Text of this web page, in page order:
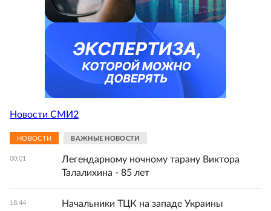
Новости СМИ2
НОВОСТИ ВАЖНЫЕ НОВОСТИ
00:01
Легендарному ночному тарану Виктора
Талалихина - 85 лет
18:44 Начальники ТЦК на западе Украины